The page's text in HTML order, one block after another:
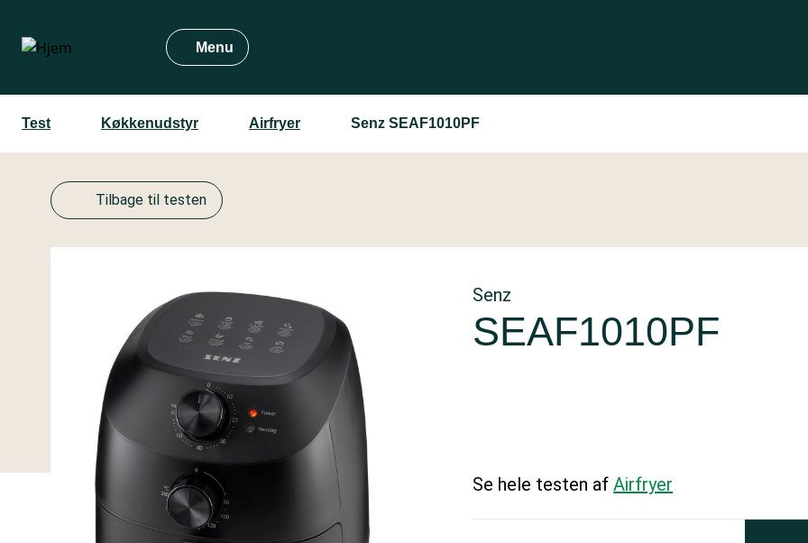
hovedindhold
Menu
Test Køkkenudstyr Airfryer Senz SEAF1010PF
Tilbage til testen
Senz
SEAF1010PF
Se hele testen afAirfryer